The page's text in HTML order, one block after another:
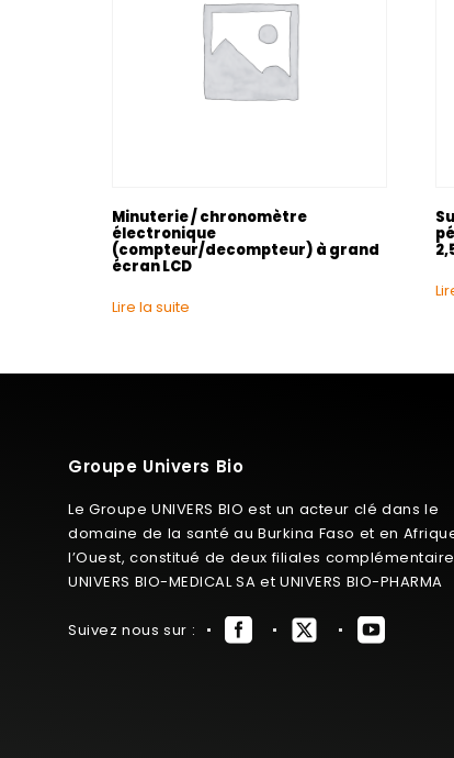
Minuterie / chronomètre
électronique
(compteur/decompteur) à grand
écran LCD
Lire la suite
Groupe Univers Bio
Le Groupe UNIVERS BIO est un acteur clé dans le
domaine de la santé au Burkina Faso et en
l’Ouest, constitué de deux filiales
UNIVERS BIO-MEDICAL SA et UNIVERS BIO-PHARMA
Suivez nous sur :